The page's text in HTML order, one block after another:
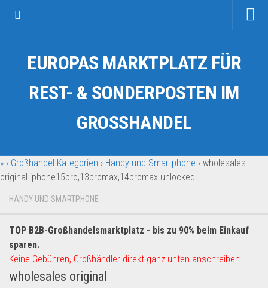
Kategorien
Auto & Motorrad
Fahrzeuge & Transport
Garten & Werkzeug
Geschäft, Büro & Schreibwaren
Geschenkartikel
Handy und Smartphone
Kosmetik & Pflege
Lebensmittel & Getränke
EUROPAS MARKTPLATZ FÜR
REST- & SONDERPOSTEN IM
GROSSHANDEL
» › Großhandel Kategorien › Handy und Smartphone › wholesales
original iphone15pro,13promax,14promax unlocked
HANDY UND SMARTPHONE
TOP B2B-Großhandelsmarktplatz - bis zu 90% beim Einkauf
sparen.
Keine Gebühren, Großhändler direkt ganz unten anschreiben.
wholesales original